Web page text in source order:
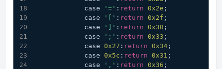
            case
'=' : return 0x2e ;
            case
'[' : return 0x2f ;
            case
']' : return 0x30 ;
            case
';' : return 0x33 ;
            case
0x27 : return 0x34 ;
            case
0x5c : return 0x31 ;
            case
',' : return 0x36 ;